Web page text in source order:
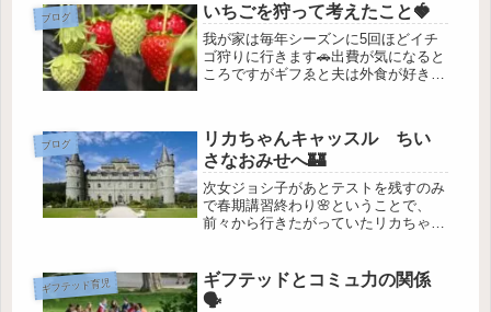
科学館へ行くとお土産屋さんで元素の
本を買ったり、炎色反応の下敷きを買
っ...
ブログ いちごを狩って考えたこと🍓
我が家は毎年シーズンに5回ほどイチ
ゴ狩りに行きます🚗出費が気になると
ころですがギフゑと夫は外食が好きで
ますがヨシとします。前回ギフゑは欠
席でしたが、今回は祖父母の...
ブログ
リカちゃんキャッスル ちい
さなおみせへ🏰
次女ジョシ子があとテストを残すのみ
で春期講習終わり🌸ということで、
前々から行きたがっていたリカちゃん
ってほしいところですがドールなだけ
に人形町にあります💁‍♀️扉からしてか...
ギフテッド育児
ギフテッドとコミュ力の関係
🗣️